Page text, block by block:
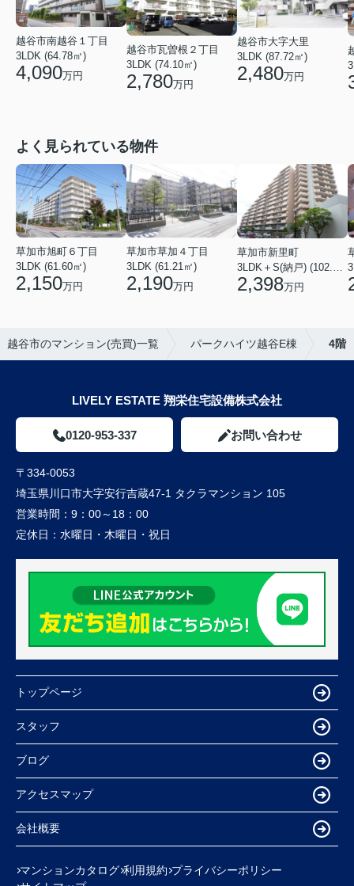
越谷市南越谷１丁目
3LDK (64.78㎡)
4,090万円
越谷市瓦曽根２丁目
3LDK (74.10㎡)
2,780万円
越谷市大字大里
3LDK (87.72㎡)
2,480万円
よく見られている物件
草加市旭町６丁目
3LDK (61.60㎡)
2,150万円
草加市草加４丁目
3LDK (61.21㎡)
2,190万円
草加市新里町
2,398万円
越谷市のマンション(売買)一覧 パークハイツ越谷E棟 4階
LIVELY ESTATE 翔栄住宅設備株式会社
0120-953-337 お問い合わせ
〒334-0053
埼玉県川口市大字安行吉蔵47-1 タクラマンション 105
営業時間： 9：00～18：00
定休日： 水曜日・木曜日・祝日
トップページ
スタッフ
ブログ
アクセスマップ
会社概要
マンションカタログ 利用規約 プライバシーポリシー